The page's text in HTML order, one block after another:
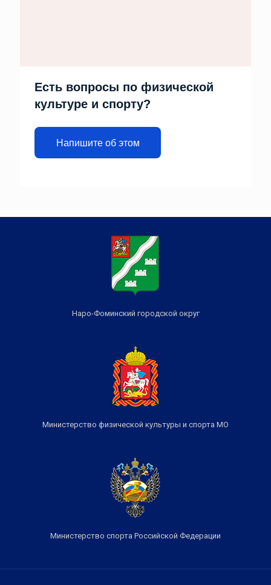
Есть вопросы по физической
культуре и спорту?
Напишите об этом
Наро-Фоминский городской округ
Министерство физической культуры и спорта МО
Министерство спорта Российской Федерации